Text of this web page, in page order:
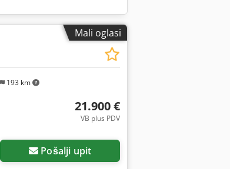
Mali oglasi
193 km
21.900 €
VB plus PDV
Pošalji upit